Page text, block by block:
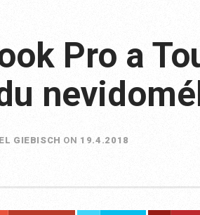
Pro a
GIEBISCH ON 19.4.2018